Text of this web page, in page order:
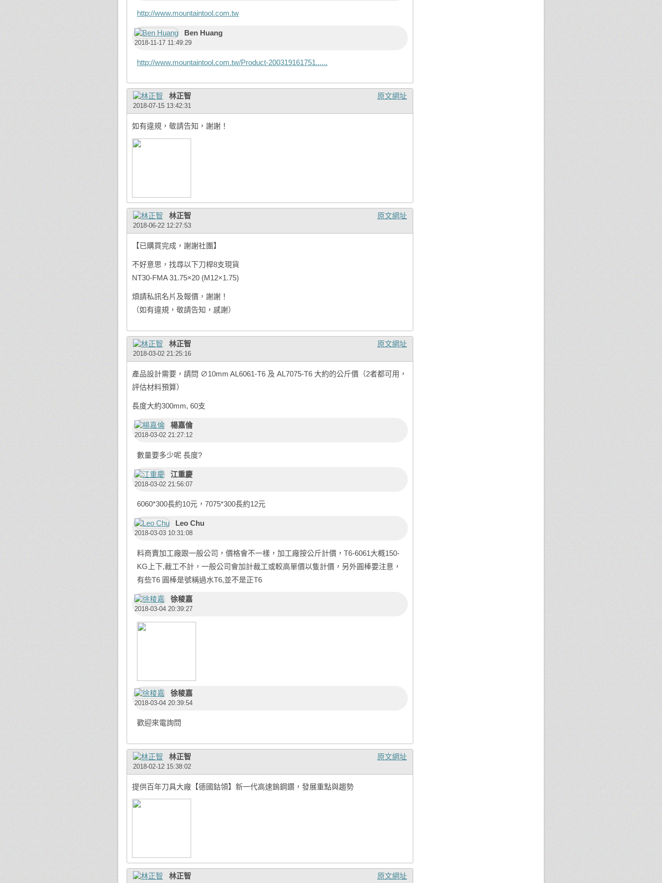
http://www.mountaintool.com.tw
Ben Huang
2018-11-17 11:49:29
http://www.mountaintool.com.tw/Product-200319161751......
原文網址
林正智
2018-07-15 13:42:31
如有違規，敬請告知，謝謝！
原文網址
林正智
2018-06-22 12:27:53
【已購買完成，謝謝社團】
不好意思，找尋以下刀桿8支現貨
NT30-FMA 31.75×20 (M12×1.75)
煩請私訊名片及報價，謝謝！
（如有違規，敬請告知，感謝）
原文網址
林正智
2018-03-02 21:25:16
產品設計需要，請問 ∅10mm AL6061-T6 及 AL7075-T6 大約的公斤價（2者都可用，
評估材料預算）
長度大約300mm, 60支
楊嘉倫
2018-03-02 21:27:12
數量要多少呢 長度?
江重慶
2018-03-02 21:56:07
6060*300長約10元，7075*300長約12元
Leo Chu
2018-03-03 10:31:08
料商賣加工廠跟一般公司，價格會不一樣，加工廠按公斤計價，T6-6061大概150-
KG上下,裁工不計，一般公司會加計裁工或較高單價以隻計價，另外圓棒要注意，
有些T6 圓棒是號稱過水T6,並不是正T6
徐稜嘉
2018-03-04 20:39:27
徐稜嘉
2018-03-04 20:39:54
歡迎來電詢問
原文網址
林正智
2018-02-12 15:38:02
提供百年刀具大廠【德國鈷領】新一代高速鎢鋼鑽，發展重點與趨勢
原文網址
林正智